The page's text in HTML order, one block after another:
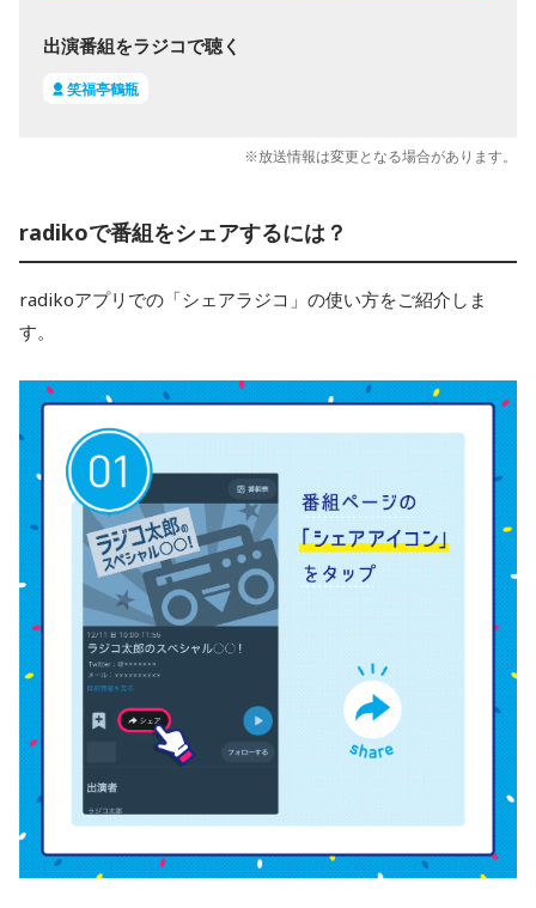
出演番組をラジコで聴く
笑福亭鶴瓶
※放送情報は変更となる場合があります。
radikoで番組をシェアするには？
radikoアプリでの「シェアラジコ」の使い方をご紹介しま
す。